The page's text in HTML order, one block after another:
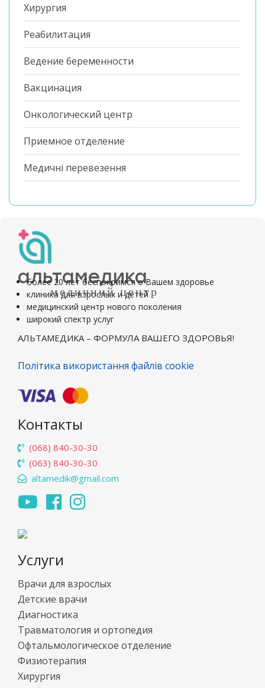
Хирургия
Реабилитация
Ведение беременности
Вакцинация
Онкологический центр
Приемное отделение
Медичні перевезення
альтамедика
медичний центр
более 20 лет беспокоимся о Вашем здоровье
клиника для взрослых и детей
медицинский центр нового поколения
широкий спектр услуг
АЛЬТАМЕДИКА – ФОРМУЛА ВАШЕГО ЗДОРОВЬЯ!
Політика використання файлів cookie
Контакты
(068) 840-30-30
(063) 840-30-30
altamedik@gmail.com
Услуги
Врачи для взрослых
Детские врачи
Диагностика
Травматология и ортопедия
Офтальмологическое отделение
Физиотерапия
Хирургия